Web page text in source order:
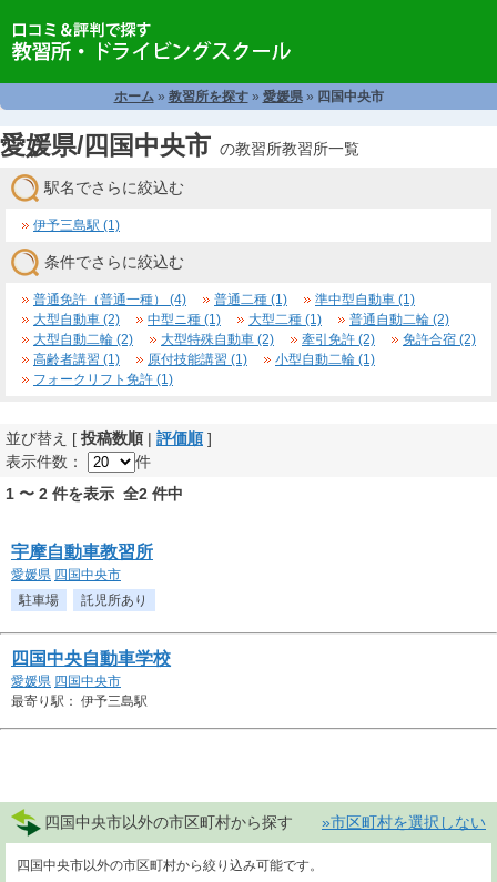
ホーム» 教習所を探す» 愛媛県» 四国中央市
愛媛県/四国中央市 の教習所教習所一覧
駅名でさらに絞込む
伊予三島駅 (1)
条件でさらに絞込む
普通免許（普通一種） (4) 普通二種 (1)
準中型自動車 (1)
大型自動車 (2)
中型ニ種 (1) 大型二種 (1)
普通自動二輪 (2)
大型自動二輪 (2)
大型特殊自動車 (2) 牽引免許 (2)
免許合宿 (2)
高齢者講習 (1)
原付技能講習 (1)
小型自動二輪 (1)
フォークリフト免許 (1)
並び替え [ 投稿数順| 評価順]
表示件数：
件
1 〜 2 件を表示 全2 件中
宇摩自動車教習所
愛媛県 四国中央市
駐車場
託児所あり
四国中央自動車学校
愛媛県 四国中央市
最寄り駅： 伊予三島駅
四国中央市以外の市区町村から探す »市区町村を選択しない
四国中央市以外の市区町村から絞り込み可能です。